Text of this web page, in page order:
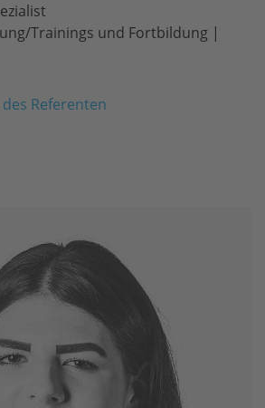
Trainings und Fortbildung |
Referenten